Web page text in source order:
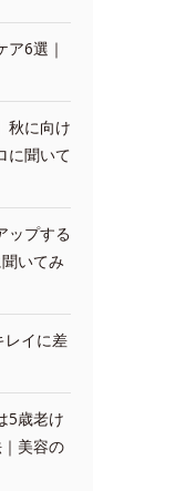
6選｜
秋に向け
に聞いて
ップする
いてみ
レイに差
5歳老け
美容の